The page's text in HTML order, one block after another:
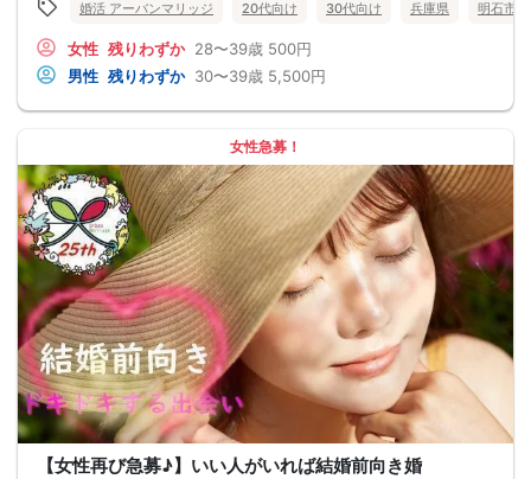
婚活 アーバンマリッジ 20代向け 30代向け 兵庫県 明石市
女性 残りわずか 28〜39歳 500円
男性 残りわずか 30〜39歳 5,500円
女性急募！
【女性再び急募♪】いい人がいれば結婚前向き婚